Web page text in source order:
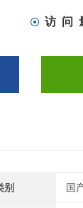
访 问
别 国